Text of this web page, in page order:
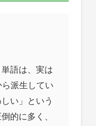
語は、実は
派生してい
い」という
的に多く、